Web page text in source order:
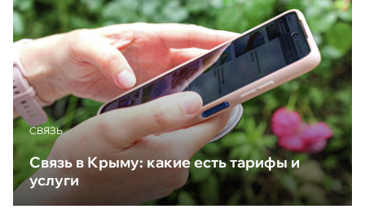
CВЯЗЬ
Связь в Крыму: какие есть тарифы и
услуги